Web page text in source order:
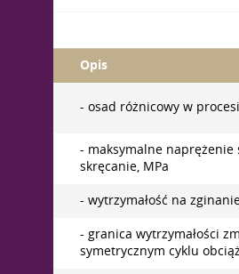
Opis
- osad różnicowy w
- maksymalne naprężenie
skręcanie, MPa
- wytrzymałość na
- granica wytrzymałości
symetrycznym cyklu